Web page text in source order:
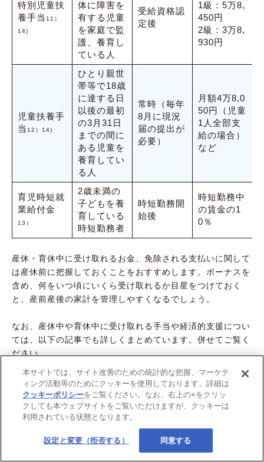
特別児童扶
養手当 11）
14)
体に障害を
有する児童
を家庭で監
護、養育し
ている人
受給資格認
定後
1級：5万8,
450円
2級：3万8,
930円
児童扶養手
当 12）14)
ひとり親世
帯等で18歳
に達する日
以後の最初
の3月31日
までの間に
ある児童を
養育してい
る人
常時（毎年
8月に現況
届の提出が
必要）
月額4万8,0
50円（児童
1人全部支
給の場合）
など
育児時短就
業給付金
13）
2歳未満の
子どもを養
育している
時短勤務者
時短勤務開
始後
時短勤務中
の賃金の1
0％
産休・育休中に受け取れるお金、免除される支払いに関して
は産休前に把握しておくことをおすすめします。ボーナスを
含め、何をいつ頃にいくら受け取れるか目星をつけておく
と、産前産後の家計を管理しやすくなるでしょう。
なお、産休中や育休中に受け取れる手当や経済的支援につい
ては、以下の記事でも詳しくまとめています。併せてご覧く
ださい。
【関連記事】産休中の社会保険料免除について、詳しくはコ
チラ
【関連記事】妊娠・出産に関する医療費控除について、詳し
くはコチラ
本サイトでは、サイト改善のための統計的な把握、マーケテ
ィング活動等のためにクッキーを使用しております。詳細は
クッキーポリシーをご覧ください。なお、右上の×をクリッ
クしても本ウェブサイトをご覧いただけますが、クッキーは
利用されている状態となります。
設定と変更（拒否する） 同意する